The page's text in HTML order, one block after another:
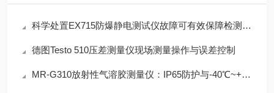
科学处置EX715防爆静电测试仪故障可有效保障检测工作正常开展
德图Testo 510压差测量仪现场测量操作与误差控制
MR-G310放射性气溶胶测量仪：IP65防护与-40℃~+50℃宽温工作能力